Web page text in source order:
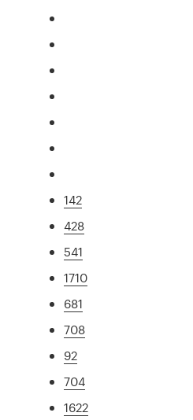
142
428
541
1710
681
708
92
704
1622